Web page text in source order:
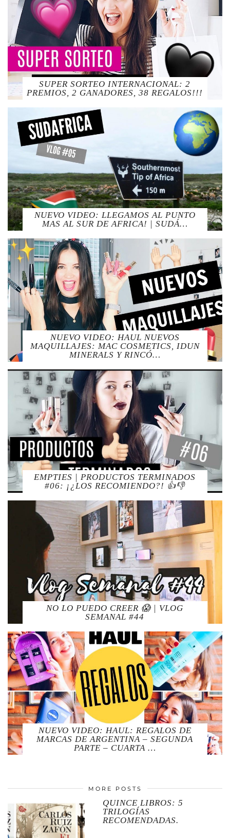
SUPER SORTEO INTERNACIONAL: 2
PREMIOS, 2 GANADORES, 38 REGALOS!!!
NUEVO VIDEO: LLEGAMOS AL PUNTO
MAS AL SUR DE AFRICA! | SUDÁ…
NUEVO VIDEO: HAUL NUEVOS
MAQUILLAJES: MAC COSMETICS, IDUN
MINERALS Y RINCÓ…
EMPTIES | PRODUCTOS TERMINADOS
#06: ¡¿LOS RECOMIENDO?! 👍👎
NO LO PUEDO CREER 😱 | VLOG
SEMANAL #44
NUEVO VIDEO: HAUL: REGALOS DE
MARCAS DE ARGENTINA – SEGUNDA
PARTE – CUARTA …
MORE POSTS
QUINCE LIBROS: 5
TRILOGÍAS
RECOMENDADAS.